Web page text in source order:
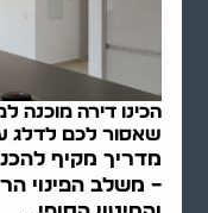
שאסור לכם לדלג
– משלב הפינוי